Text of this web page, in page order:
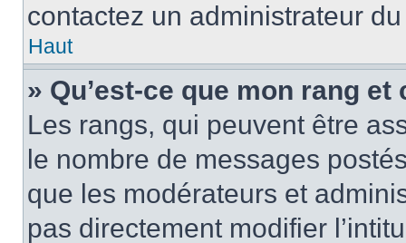
contactez un administrateur
Haut
» Qu’est-ce que mon rang
Les rangs, qui peuvent être
le nombre de messages
que les modérateurs et
pas directement modifier